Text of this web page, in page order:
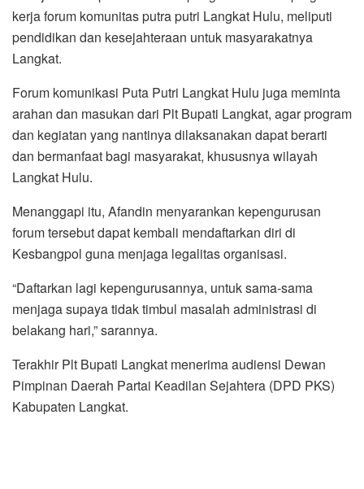
belakang hari,” sarannya.
Terakhir Plt Bupati Langkat menerima audiensi Dewan
Pimpinan Daerah Partai Keadilan Sejahtera (DPD PKS)
Kabupaten Langkat.
Pelaksana Tugas (Plt) Bupati Langkat H Syah Afandin SH SH menerima
audiensi DPD Partai Keadilan Sejahtera (PKS) Kabupaten Langkat, di
Kantor Bupati Langkat, Stabat, Rabu (23/2/2022). (Sumber Diskominfo
Langkat for koranmedan.com)
Dikatakan Safitri Harianto, DPD PKS Langkat senantiasa